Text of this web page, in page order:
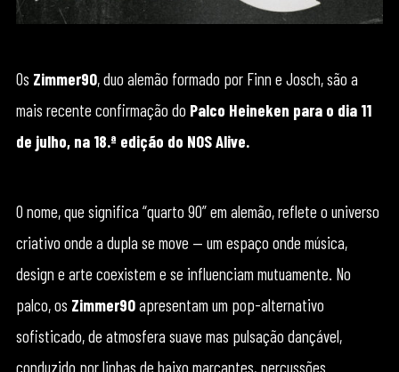
Os Zimmer90, duo alemão formado por Finn e Josch, são a
mais recente confirmação do Palco Heineken para o dia 11
de julho, na 18.ª edição do NOS Alive.
O nome, que significa “quarto 90” em alemão, reflete o universo
criativo onde a dupla se move — um espaço onde música,
design e arte coexistem e se influenciam mutuamente. No
palco, os Zimmer90apresentam um pop-alternativo
sofisticado, de atmosfera suave mas pulsação dançável,
conduzido por linhas de baixo marcantes, percussões